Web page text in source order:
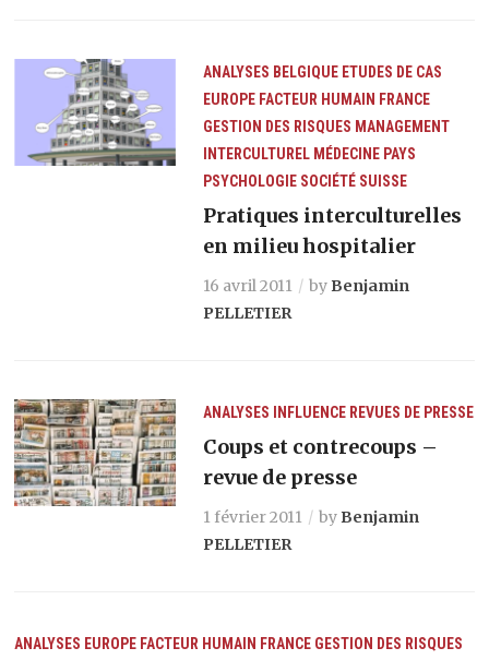
ANALYSES BELGIQUE ETUDES DE CAS
EUROPE FACTEUR HUMAIN FRANCE
GESTION DES RISQUES MANAGEMENT
INTERCULTUREL MÉDECINE PAYS
PSYCHOLOGIE SOCIÉTÉ SUISSE
Pratiques interculturelles
en milieu hospitalier
16 avril 2011 by Benjamin
PELLETIER
ANALYSES INFLUENCE REVUES DE PRESSE
Coups et contrecoups –
revue de presse
1 février 2011 by Benjamin
PELLETIER
ANALYSES EUROPE FACTEUR HUMAIN FRANCE GESTION DES RISQUES